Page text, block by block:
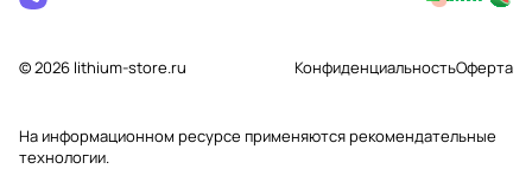
© 2026 lithium-store.ru КонфиденциальностьОферта
На информационном ресурсе применяютсярекомендательные
технологии.